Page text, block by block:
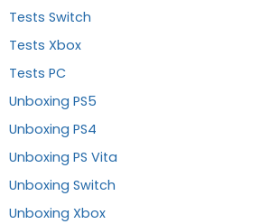
Tests Switch
Tests Xbox
Tests PC
Unboxing PS5
Unboxing PS4
Unboxing PS Vita
Unboxing Switch
Unboxing Xbox